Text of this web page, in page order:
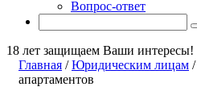
Вопрос-ответ
18 лет защищаем Ваши интересы!
Главная /Юридическим лицам /
апартаментов